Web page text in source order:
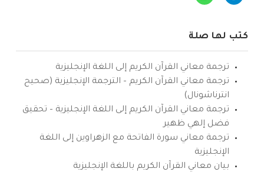
كتب لها صلة
ترجمة معاني القرآن الكريم إلى اللغة الإنجليزية
ترجمة معاني القرآن الكريم – الترجمة الإنجليزية (صحيح
انترناشونال)
ترجمة معاني القرآن الكريم إلى اللغة الإنجليزية – تحقيق
فضل إلهي ظهير
ترجمة معاني سورة الفاتحة مع الزهراوين إلى اللغة
الإنجليزية
بيان معاني القرآن الكريم باللغة الإنجليزية